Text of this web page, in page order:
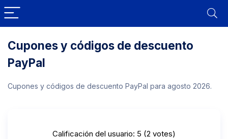
Cupones y códigos de descuento
PayPal
Cupones y códigos de descuento PayPal para agosto 2026.
Calificación del usuario: 5 (2 votes)